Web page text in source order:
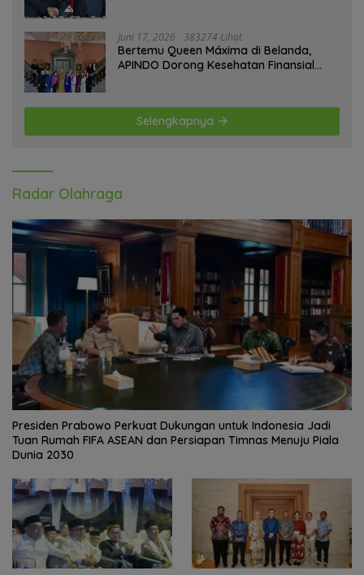
Juni 17, 2026 383274 Lihat
Bertemu Queen Máxima di Belanda,
APINDO Dorong Kesehatan Finansial
Selengkapnya
Radar Olahraga
Presiden Prabowo Perkuat Dukungan untuk Indonesia Jadi
Tuan Rumah FIFA ASEAN dan Persiapan Timnas Menuju Piala
Dunia 2030